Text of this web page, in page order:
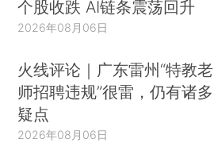
个股收跌 AI链条震荡回升
2026年08月06日
火线评论｜广东雷州“特教老
师招聘违规”很雷，仍有诸多
疑点
2026年08月06日